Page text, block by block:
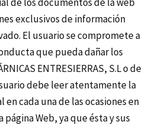
exclusivos de información
El usuario se compromete a
que pueda dañar los
ENTRESIERRAS, S.L o de
debe leer atentamente la
cada una de las ocasiones en
Web, ya que ésta y sus